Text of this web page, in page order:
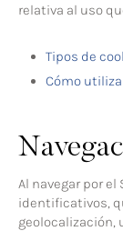
relativa al uso
Tipos de
Cómo
Al navegar por
identificativos,
geolocalización,